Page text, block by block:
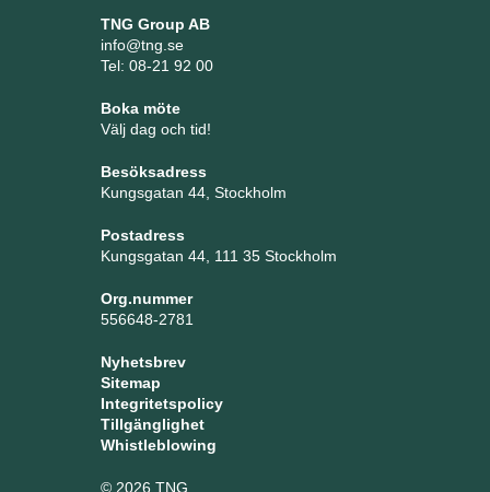
TNG Group AB
info@tng.se
Tel: 08-21 92 00
Boka möte
Välj dag och tid!
Besöksadress
Kungsgatan 44, Stockholm
Postadress
Kungsgatan 44, 111 35 Stockholm
Org.nummer
556648-2781
Nyhetsbrev
Sitemap
Integritetspolicy
Tillgänglighet
Whistleblowing
© 2026 TNG